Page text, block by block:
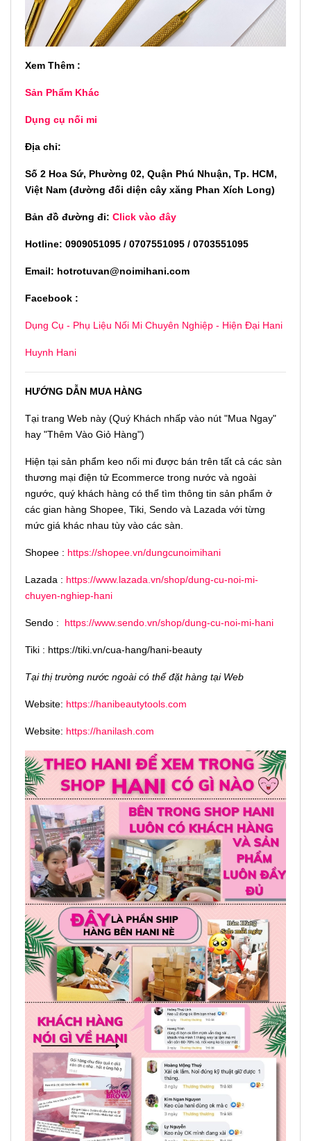
Xem Thêm :
Sản Phẩm Khác
Dụng cụ nối mi
Địa chỉ:
Số 2 Hoa Sứ, Phường 02, Quận Phú Nhuận, Tp. HCM,
Việt Nam (đường đối diện cây xăng Phan Xích Long)
Bản đồ đường đi: Click vào đây
Hotline: 0909051095 / 0707551095 / 0703551095
Email: hotrotuvan@noimihani.com
Facebook :
Dụng Cụ - Phụ Liệu Nối Mi Chuyên Nghiệp - Hiện Đại Hani
Huynh Hani
HƯỚNG DẪN MUA HÀNG
Tại trang Web này (Quý Khách nhấp vào nút "Mua Ngay"
hay "Thêm Vào Giỏ Hàng")
Hiện tại sản phẩm keo nối mi được bán trên tất cả các sàn
thương mại điện tử Ecommerce trong nước và ngoài
ngước, quý khách hàng có thể tìm thông tin sản phẩm ở
các gian hàng Shopee, Tiki, Sendo và Lazada với từng
mức giá khác nhau tùy vào các sàn.
Shopee : https://shopee.vn/dungcunoimihani
Lazada : https://www.lazada.vn/shop/dung-cu-noi-mi-
chuyen-nghiep-hani
Sendo : https://www.sendo.vn/shop/dung-cu-noi-mi-hani
Tiki : https://tiki.vn/cua-hang/hani-beauty
Tại thị trường nước ngoài có thể đặt hàng tại Web
Website: https://hanibeautytools.com
Website: https://hanilash.com